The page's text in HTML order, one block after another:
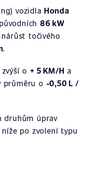
vozidlaHonda
86 kW
nárůst točivého
.
o + 5 KM/H a
průměru o -0,50 L /
druhům úprav
po zvolení typu